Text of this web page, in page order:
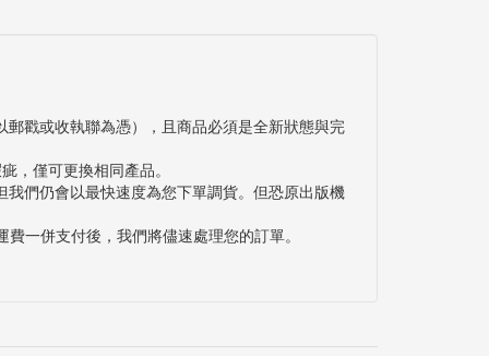
戳或收執聯為憑），且商品必須是全新狀態與完
，僅可更換相同產品。
們仍會以最快速度為您下單調貨。但恐原出版機
一併支付後，我們將儘速處理您的訂單。